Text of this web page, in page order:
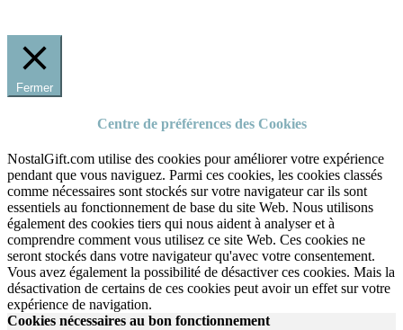
Fermer
Centre de préférences des Cookies
NostalGift.com utilise des cookies pour améliorer votre expérience
pendant que vous naviguez. Parmi ces cookies, les cookies classés
comme nécessaires sont stockés sur votre navigateur car ils sont
essentiels au fonctionnement de base du site Web. Nous utilisons
également des cookies tiers qui nous aident à analyser et à
comprendre comment vous utilisez ce site Web. Ces cookies ne
seront stockés dans votre navigateur qu'avec votre consentement.
Vous avez également la possibilité de désactiver ces cookies. Mais la
désactivation de certains de ces cookies peut avoir un effet sur votre
expérience de navigation.
Cookies nécessaires au bon fonctionnement